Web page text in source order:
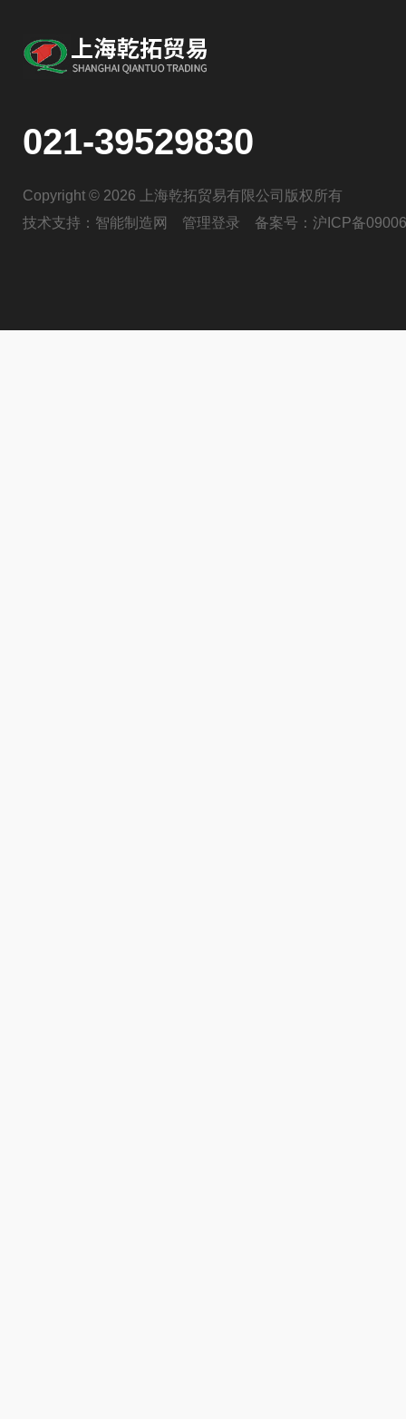
021-39529830
Copyright © 2026 上海乾拓贸易有限公司版权所有
技术支持： 智能制造网 管理登录 备案号： 沪ICP备